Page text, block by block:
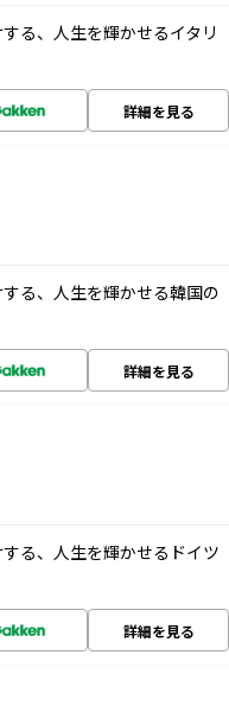
る、人生を輝かせるイタリ
詳細を見る
る、人生を輝かせる韓国の
詳細を見る
る、人生を輝かせるドイツ
詳細を見る